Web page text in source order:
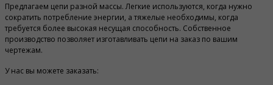
Предлагаем цепи разной массы. Легкие используются, когда нужно
сократить потребление энергии, а тяжелые необходимы, когда
требуется более высокая несущая способность. Собственное
производство позволяет изготавливать цепи на заказ по вашим
чертежам.
У нас вы можете заказать: